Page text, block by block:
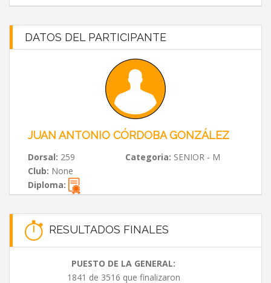
DATOS DEL PARTICIPANTE
JUAN ANTONIO CÓRDOBA GONZÁLEZ
Dorsal: 259 Categoria: SENIOR - M
Club: None
Diploma:
RESULTADOS FINALES
PUESTO DE LA GENERAL:
1841 de 3516 que finalizaron